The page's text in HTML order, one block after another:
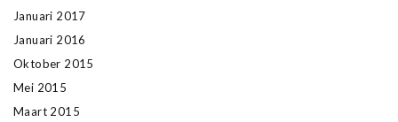
Januari 2017
Januari 2016
Oktober 2015
Mei 2015
Maart 2015